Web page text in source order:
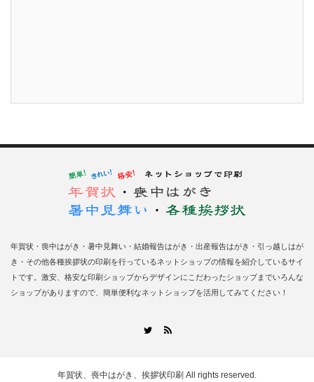
年賀状・喪中はがき・暑中見舞い・結婚報告はがき・出産報告はがき・引っ越しはが
き・その他各種挨拶状の印刷を行っているネットショップの情報を紹介しているサイ
トです。激安、格安な印刷ショップからデザインにこだわったショップまでいろんな
ショップがありますので、簡単便利なネットショップを活用してみてください！
Twitter
年賀状、喪中はがき、挨拶状印刷 All rights reserved.